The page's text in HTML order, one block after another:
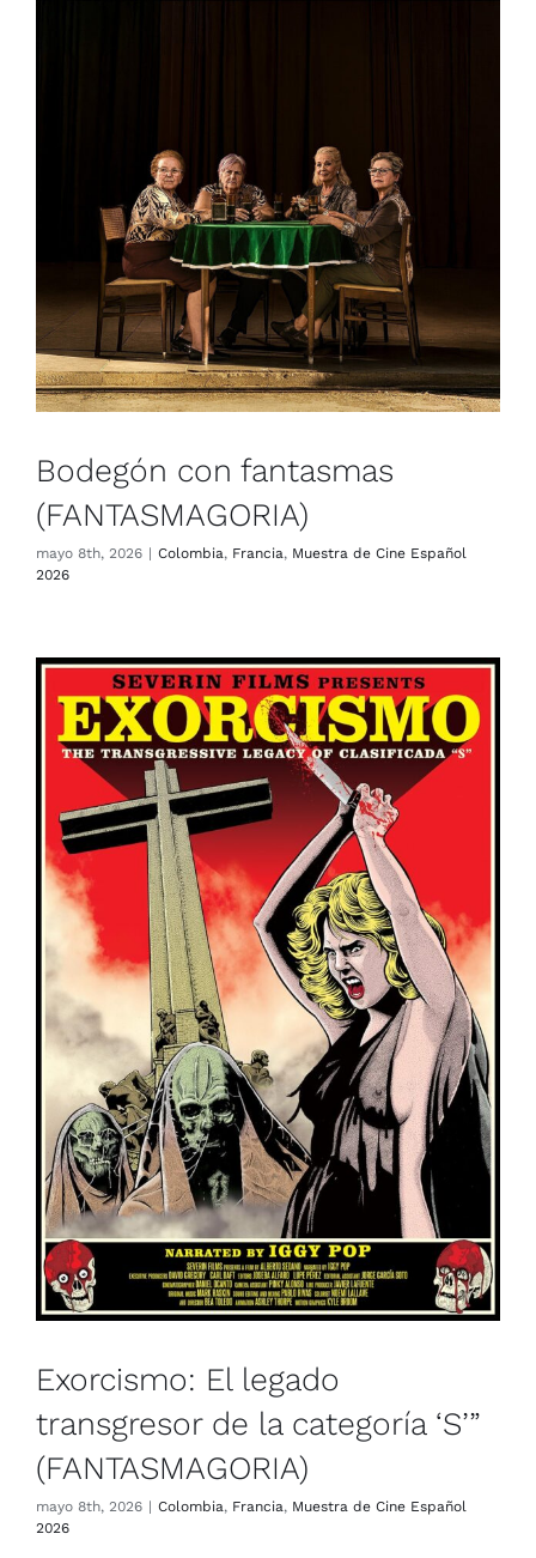
Bodegón con fantasmas
(FANTASMAGORIA)
mayo 8th, 2026 | Colombia, Francia, Muestra de Cine Español
2026
Exorcismo: El legado
transgresor de la categoría ‘S’”
(FANTASMAGORIA)
Colombia Francia Muestra de Cine Español 2026
Exorcismo: El legado
transgresor de la categoría ‘S’”
(FANTASMAGORIA)
mayo 8th, 2026 | Colombia, Francia, Muestra de Cine Español
2026